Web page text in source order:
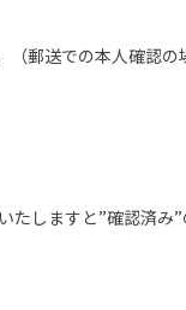
郵送での本人確認の
たしますと”確認済み